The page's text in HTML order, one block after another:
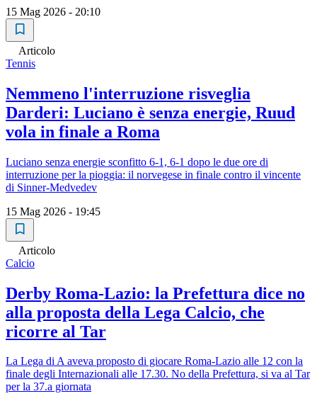
15 Mag 2026 - 20:10
Articolo
Tennis
Nemmeno l'interruzione risveglia
Darderi: Luciano è senza energie, Ruud
vola in finale a Roma
Luciano senza energie sconfitto 6-1, 6-1 dopo le due ore di
interruzione per la pioggia: il norvegese in finale contro il vincente
di Sinner-Medvedev
15 Mag 2026 - 19:45
Articolo
Calcio
Derby Roma-Lazio: la Prefettura dice no
alla proposta della Lega Calcio, che
ricorre al Tar
La Lega di A aveva proposto di giocare Roma-Lazio alle 12 con la
finale degli Internazionali alle 17.30. No della Prefettura, si va al Tar
per la 37.a giornata